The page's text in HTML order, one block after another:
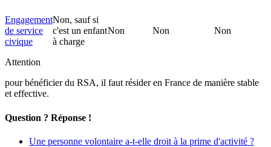
Engagement
de service
civique
Non, sauf si
c'est un enfant
à charge
Non Non Non
Attention
pour bénéficier du RSA, il faut résider en France de manière stable
et effective.
Question ? Réponse !
Une personne volontaire a-t-elle droit à la prime d'activité ?